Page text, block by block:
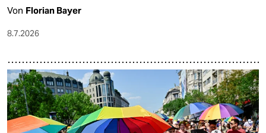
Von Florian Bayer
8.7.2026